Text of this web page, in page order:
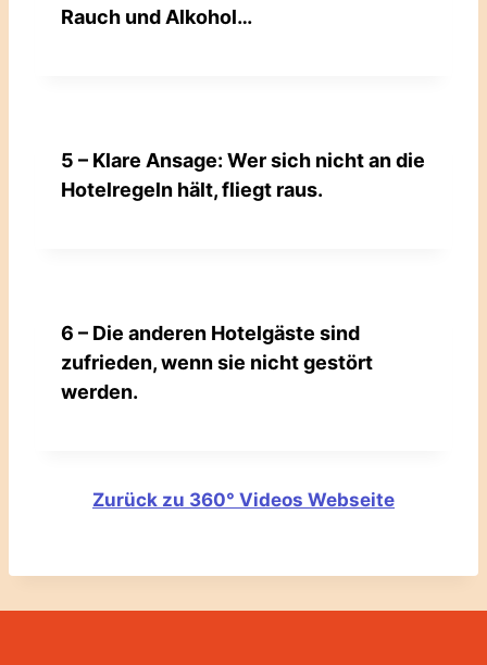
Rauch und Alkohol…
5 – Klare Ansage: Wer sich nicht an die
Hotelregeln hält, fliegt raus.
6 – Die anderen Hotelgäste sind
zufrieden, wenn sie nicht gestört
werden.
Zurück zu 360° Videos Webseite